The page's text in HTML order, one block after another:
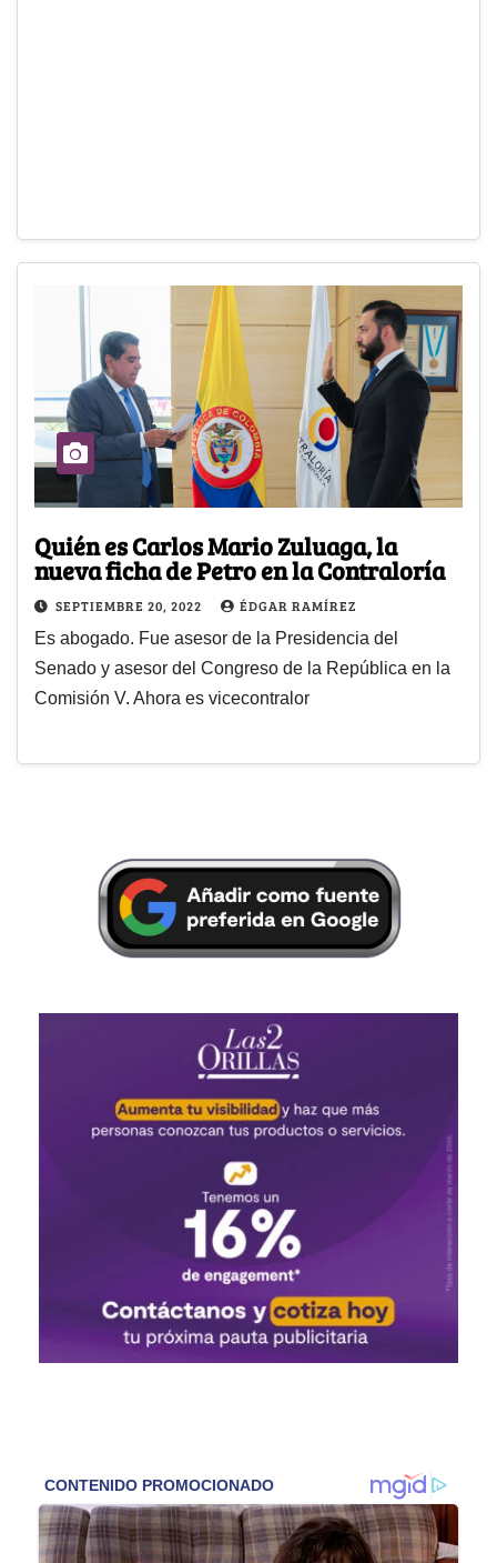
Quién es Carlos Mario Zuluaga, la
nueva ficha de Petro en la Contraloría
SEPTIEMBRE 20, 2022 ÉDGAR RAMÍREZ
Es abogado. Fue asesor de la Presidencia del
Senado y asesor del Congreso de la República en la
Comisión V. Ahora es vicecontralor